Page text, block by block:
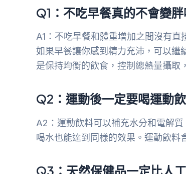
Q1：不吃早餐真的不會變胖
A1：不吃早餐和體重增加之間沒有
如果早餐讓你感到精力充沛，可以繼
是保持均衡的飲食，控制總熱量攝取
Q2：運動後一定要喝運動
A2：運動飲料可以補充水分和電解
喝水也能達到同樣的效果。運動飲料
Q3：天然保健品一定比人